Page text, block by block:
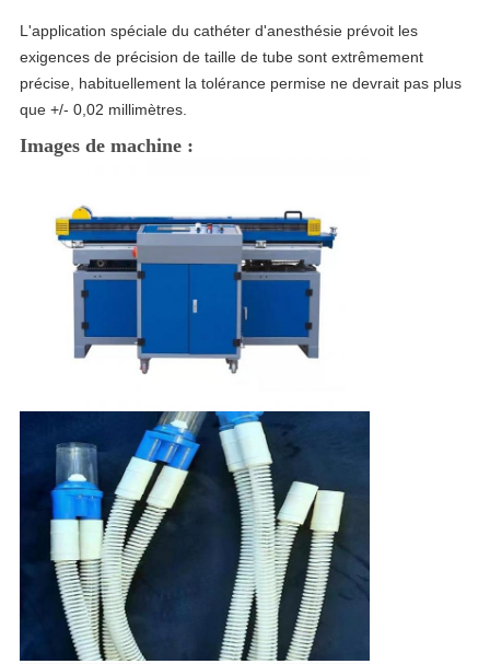
L'application spéciale du cathéter d'anesthésie prévoit les
exigences de précision de taille de tube sont extrêmement
précise, habituellement la tolérance permise ne devrait pas plus
que +/- 0,02 millimètres.
Images de machine :